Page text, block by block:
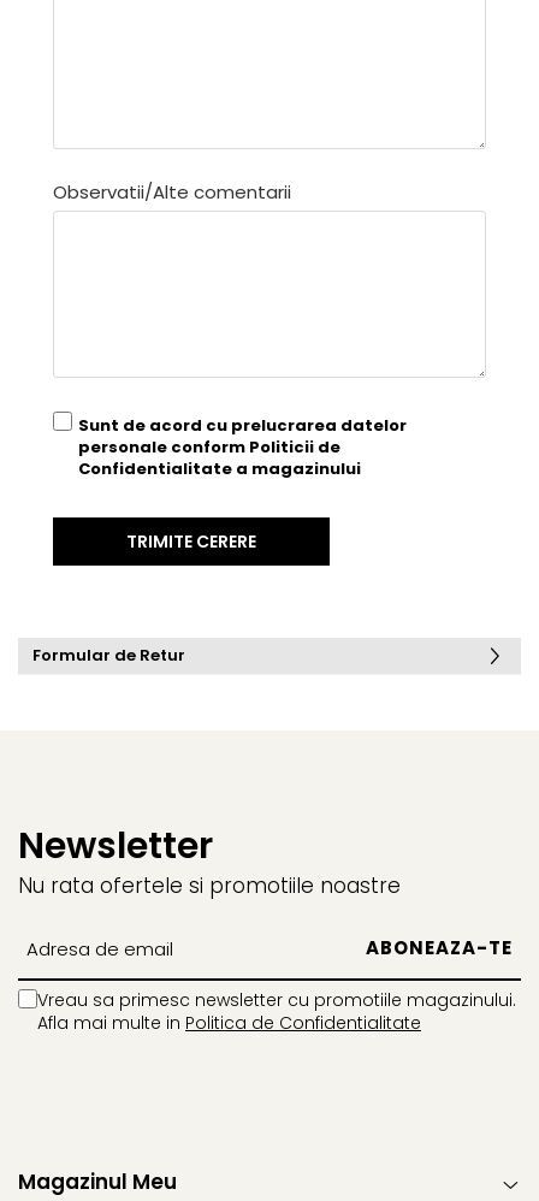
Observatii/Alte comentarii
Sunt de acord cu prelucrarea datelor
personale conform Politicii de
Confidentialitate a magazinului
Formular de Retur
Newsletter
Nu rata ofertele si promotiile noastre
Vreau sa primesc newsletter cu promotiile magazinului.
Afla mai multe in Politica de Confidentialitate
Magazinul Meu